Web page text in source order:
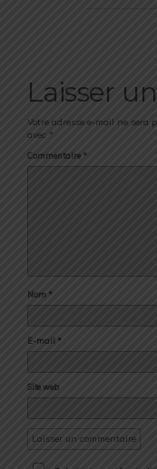
Laisser
Votre adresse e-mail ne sera
avec *
Commentaire *
Nom *
E-mail *
Site web